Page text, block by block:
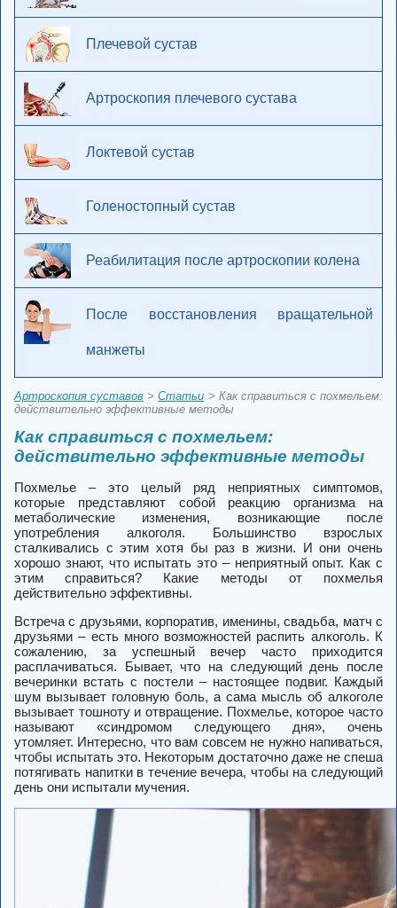
Плечевой сустав
Артроскопия плечевого сустава
Локтевой сустав
Голеностопный сустав
Реабилитация после артроскопии колена
После восстановления вращательной
манжеты
Артроскопия суставов >Статьи > Как справиться с похмельем:
действительно эффективные методы
Как справиться с похмельем:
действительно эффективные методы
Похмелье – это целый ряд неприятных симптомов,
которые представляют собой реакцию организма на
метаболические изменения, возникающие после
употребления алкоголя. Большинство взрослых
сталкивались с этим хотя бы раз в жизни. И они очень
хорошо знают, что испытать это – неприятный опыт. Как с
этим справиться? Какие методы от похмелья
действительно эффективны.
Встреча с друзьями, корпоратив, именины, свадьба, матч с
друзьями – есть много возможностей распить алкоголь. К
сожалению, за успешный вечер часто приходится
расплачиваться. Бывает, что на следующий день после
вечеринки встать с постели – настоящее подвиг. Каждый
шум вызывает головную боль, а сама мысль об алкоголе
вызывает тошноту и отвращение. Похмелье, которое часто
называют «синдромом следующего дня», очень
утомляет. Интересно, что вам совсем не нужно напиваться,
чтобы испытать это. Некоторым достаточно даже не спеша
потягивать напитки в течение вечера, чтобы на следующий
день они испытали мучения.